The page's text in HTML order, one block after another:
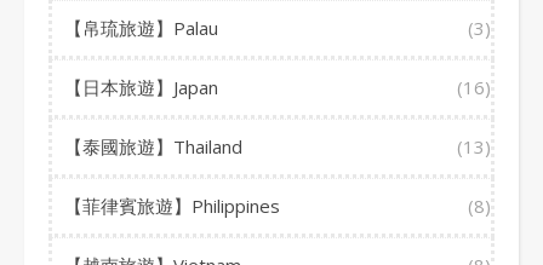
【帛琉旅遊】Palau (3)
【日本旅遊】Japan (16)
【泰國旅遊】Thailand (13)
【菲律賓旅遊】Philippines (8)